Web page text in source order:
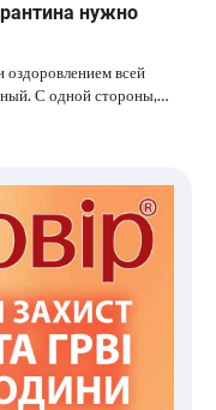
нужно
оздоровлением всей
С одной стороны,…